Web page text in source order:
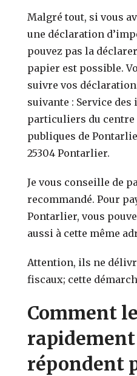
Malgré tout, si vous
une déclaration
pouvez pas la
papier est possible.
suivre vos
suivante : Service des
particuliers du centre
publiques de
25304 Pontarlier.
Je vous conseille de
recommandé. Pour
Pontarlier, vous
aussi à cette même
Attention, ils ne
fiscaux; cette
Comment
rapidement
répondent